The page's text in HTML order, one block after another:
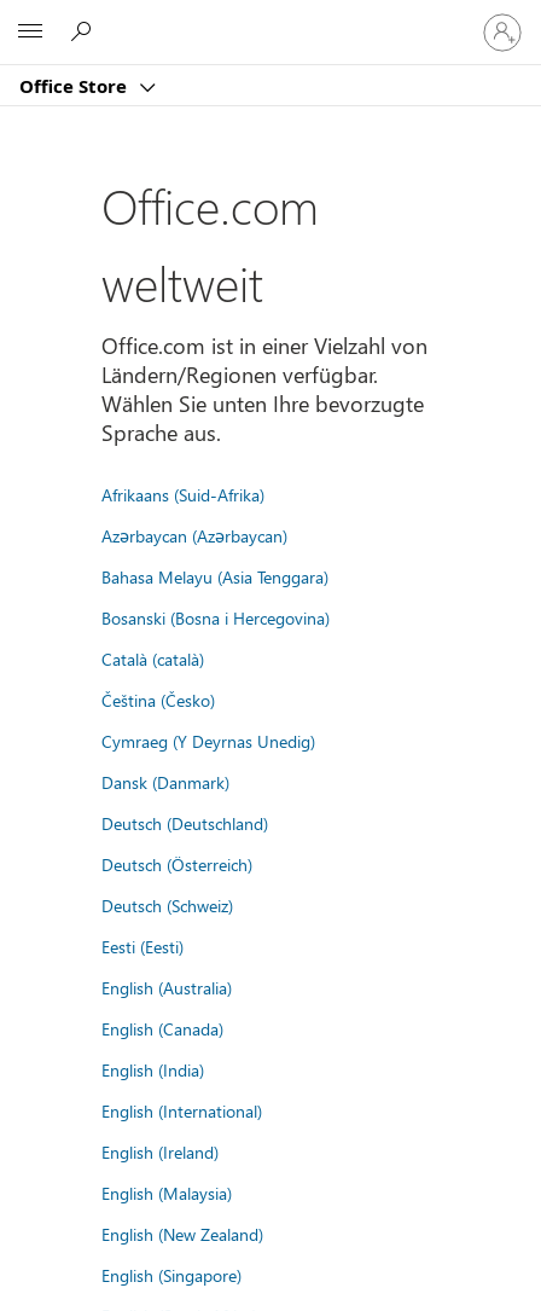
Office Store
Bei
Ihrem
Konto
Office.com
weltweit
Office.com ist in einer Vielzahl von
Ländern/Regionen verfügbar.
Wählen Sie unten Ihre bevorzugte
Sprache aus.
Afrikaans (Suid-Afrika)
Azərbaycan (Azərbaycan)
Bahasa Melayu (Asia Tenggara)
Bosanski (Bosna i Hercegovina)
Català (català)
Čeština (Česko)
Cymraeg (Y Deyrnas Unedig)
Dansk (Danmark)
Deutsch (Deutschland)
Deutsch (Österreich)
Deutsch (Schweiz)
Eesti (Eesti)
English (Australia)
English (Canada)
English (India)
English (International)
English (Ireland)
English (Malaysia)
English (New Zealand)
English (Singapore)